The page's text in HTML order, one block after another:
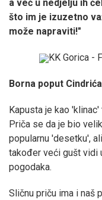
a već u nedjelju ih
što im je izuzetno
može napraviti!"
KK Gorica -
Borna poput Cindrića
Kapusta je kao
Priča se da je bio
popularnu 'desetku',
također veći gušt vidi
pogodaka.
Sličnu priču ima i naš